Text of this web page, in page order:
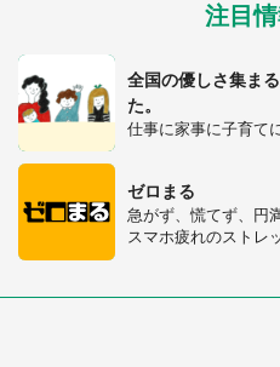
注目
全国の優しさ集ま
た。
仕事に家事に子育て
ゼロまる
急がず、慌てず、円
スマホ疲れのストレ